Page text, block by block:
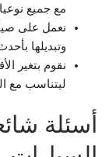
مع جميع
نعمل على
وتبديلها
نقوم بتغير
ليتناسب مع
أسئلة